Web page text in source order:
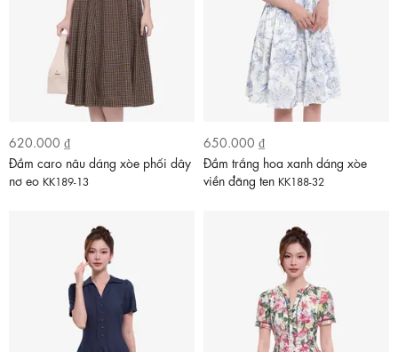
620.000 ₫
Đầm caro nâu dáng xòe phối dây
nơ eo KK189-13
650.000 ₫
Đầm trắng hoa xanh dáng xòe
viền đăng ten KK188-32